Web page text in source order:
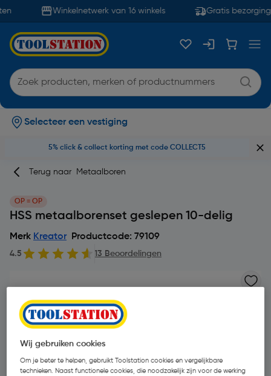
Winkelnetwerk van 16 winkels Gratis bezorging
Selecteer een vestiging
5% click & collect korting met code COLLECT5
Terug naar Metaalboren
OP = OP
HSS metaalborenset geslepen 10-delig
Merk Kreator Productcode: 79109
4.5 13 Beoordelingen
Wij gebruiken cookies
Om je beter te helpen, gebruikt Toolstation cookies en vergelijkbare
technieken. Naast functionele cookies, die noodzakelijk zijn voor de werking